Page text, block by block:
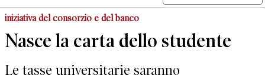
iniziativa del consorzio e del banco
Nasce la carta dello studente
Le tasse universitarie saranno